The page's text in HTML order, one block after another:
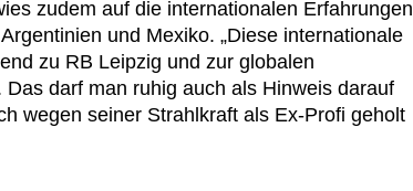
zudem auf die internationalen Erfahrungen
und Mexiko. „Diese internationale
zu RB Leipzig und zur globalen
Das darf man ruhig auch als Hinweis darauf
wegen seiner Strahlkraft als Ex-Profi geholt